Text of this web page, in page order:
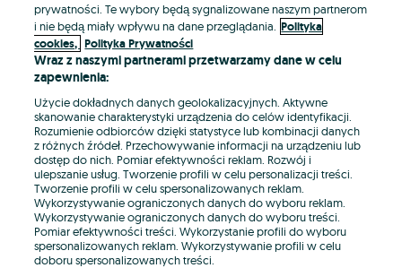
Kontynuuj przez konto Google
LUB
E-mail
Hasło
prywatności. Te wybory będą sygnalizowane naszym partnerom
i nie będą miały wpływu na dane przeglądania. Polityka
cookies, Polityka Prywatności
Wraz z naszymi partnerami przetwarzamy dane w celu
zapewnienia:
Użycie dokładnych danych geolokalizacyjnych. Aktywne
skanowanie charakterystyki urządzenia do celów identyfikacji.
Rozumienie odbiorców dzięki statystyce lub kombinacji danych
z różnych źródeł. Przechowywanie informacji na urządzeniu lub
dostęp do nich. Pomiar efektywności reklam. Rozwój i
ulepszanie usług. Tworzenie profili w celu personalizacji treści.
Tworzenie profili w celu spersonalizowanych reklam.
Wykorzystywanie ograniczonych danych do wyboru reklam.
Wykorzystywanie ograniczonych danych do wyboru treści.
Pomiar efektywności treści. Wykorzystanie profili do wyboru
spersonalizowanych reklam. Wykorzystywanie profili w celu
doboru spersonalizowanych treści.